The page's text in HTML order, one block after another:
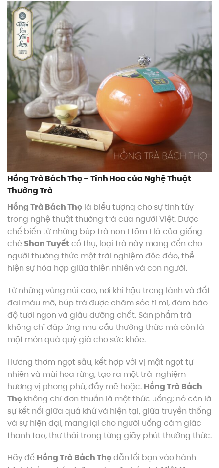
Hồng Trà Bách Thọ – Tinh Hoa của Nghệ Thuật
Thưởng Trà
Hồng Trà Bách Thọ là biểu tượng cho sự tinh túy
trong nghệ thuật thưởng trà của người Việt. Được
chế biến từ những búp trà non 1 tôm 1 lá của giống
chèShan Tuyết cổ thụ, loại trà này mang đến cho
người thưởng thức một trải nghiệm độc đáo, thể
hiện sự hòa hợp giữa thiên nhiên và con người.
Từ những vùng núi cao, nơi khí hậu trong lành và đất
đai màu mỡ, búp trà được chăm sóc tỉ mỉ, đảm bảo
độ tươi ngon và giàu dưỡng chất. Sản phẩm trà
không chỉ đáp ứng nhu cầu thưởng thức mà còn là
một món quà quý giá cho sức khỏe.
Hương thơm ngọt sâu, kết hợp với vị mật ngọt tự
nhiên và mùi hoa rừng, tạo ra một trải nghiệm
hương vị phong phú, đầy mê hoặc. Hồng Trà Bách
Thọ không chỉ đơn thuần là một thức uống; nó còn là
sự kết nối giữa quá khứ và hiện tại, giữa truyền thống
và sự hiện đại, mang lại cho người uống cảm giác
thanh tao, thư thái trong từng giây phút thưởng thức.
Hãy để Hồng Trà Bách Thọdẫn lối bạn vào hành